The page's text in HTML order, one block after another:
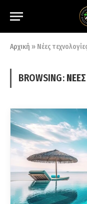
Αρχική » Νέες
BROWSING: